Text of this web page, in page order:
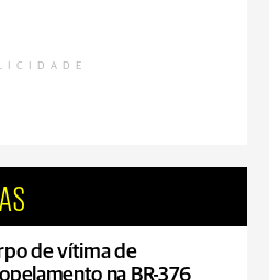
de vítima de
na BR-376